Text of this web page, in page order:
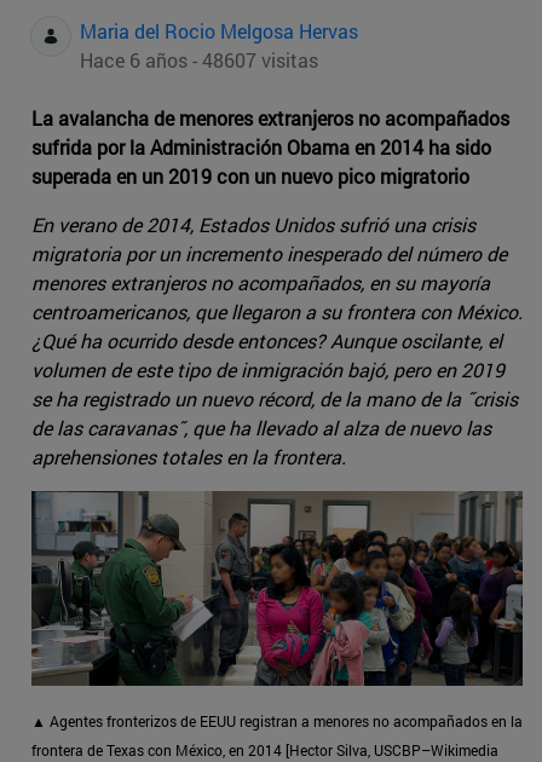
Maria del Rocio Melgosa Hervas
Hace 6 años - 48607 visitas
La avalancha de menores extranjeros no acompañados
sufrida por la Administración Obama en 2014 ha sido
superada en un 2019 con un nuevo pico migratorio
En verano de 2014, Estados Unidos sufrió una crisis
migratoria por un incremento inesperado del número de
menores extranjeros no acompañados, en su mayoría
centroamericanos, que llegaron a su frontera con México.
¿Qué ha ocurrido desde entonces? Aunque oscilante, el
volumen de este tipo de inmigración bajó, pero en 2019
se ha registrado un nuevo récord, de la mano de la ˝crisis
de las caravanas˝, que ha llevado al alza de nuevo las
aprehensiones totales en la frontera.
▲ Agentes fronterizos de EEUU registran a menores no acompañados en la
frontera de Texas con México, en 2014 [Hector Silva, USCBP–Wikimedia